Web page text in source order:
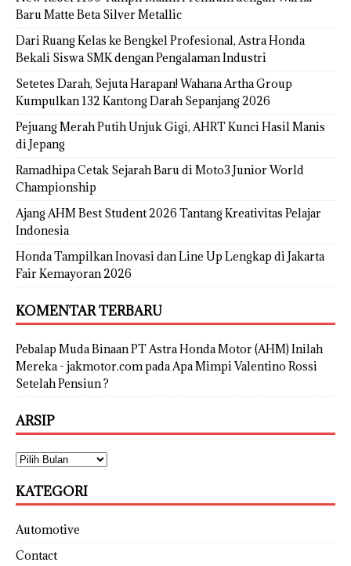
Baru Matte Beta Silver Metallic
Dari Ruang Kelas ke Bengkel Profesional, Astra Honda
Bekali Siswa SMK dengan Pengalaman Industri
Setetes Darah, Sejuta Harapan! Wahana Artha Group
Kumpulkan 132 Kantong Darah Sepanjang 2026
Pejuang Merah Putih Unjuk Gigi, AHRT Kunci Hasil Manis
di Jepang
Ramadhipa Cetak Sejarah Baru di Moto3 Junior World
Championship
Ajang AHM Best Student 2026 Tantang Kreativitas Pelajar
Indonesia
Honda Tampilkan Inovasi dan Line Up Lengkap di Jakarta
Fair Kemayoran 2026
KOMENTAR TERBARU
Pebalap Muda Binaan PT Astra Honda Motor (AHM) Inilah
Mereka - jakmotor.compada Apa Mimpi Valentino Rossi
Setelah Pensiun ?
ARSIP
KATEGORI
Automotive
Contact